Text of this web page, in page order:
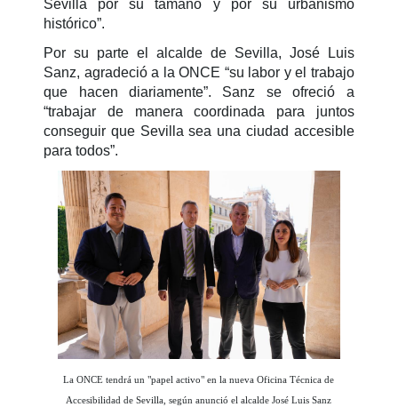
Sevilla por su tamaño y por su urbanismo
histórico”.
Por su parte el alcalde de Sevilla, José Luis
Sanz, agradeció a la ONCE “su labor y el trabajo
que hacen diariamente”. Sanz se ofreció a
“trabajar de manera coordinada para juntos
conseguir que Sevilla sea una ciudad accesible
para todos”.
La ONCE tendrá un "papel activo" en la nueva Oficina Técnica de
Accesibilidad de Sevilla, según anunció el alcalde José Luis Sanz